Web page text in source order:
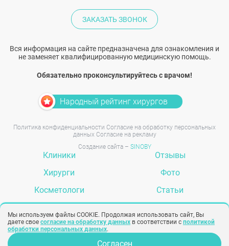
ЗАКАЗАТЬ ЗВОНОК
Вся информация на сайте предназначена для ознакомления и
не заменяет квалифицированную медицинскую помощь.
Обязательно проконсультируйтесь с врачом!
Народный рейтинг хирургов
Политика конфиденциальности Согласие на обработку персональных
данных Согласие на рекламу
Создание сайта – SINOBY
Клиники
Хирурги
Косметологи
Отзывы
Фото
Статьи
Мы используем файлы COOKIE. Продолжая использовать сайт, Вы
даете свое согласие на обработку данных в соответствии с политикой
обработки персональных данных.
Согласен